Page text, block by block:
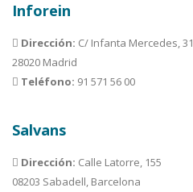
Inforein
Dirección: C/ Infanta Mercedes, 31
28020 Madrid
Teléfono: 91 571 56 00
Salvans
Dirección: Calle Latorre, 155
08203 Sabadell, Barcelona